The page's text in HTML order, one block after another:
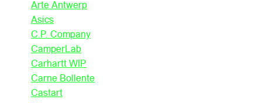
Arte Antwerp
Asics
C.P. Company
CamperLab
Carhartt WIP
Carne Bollente
Castart